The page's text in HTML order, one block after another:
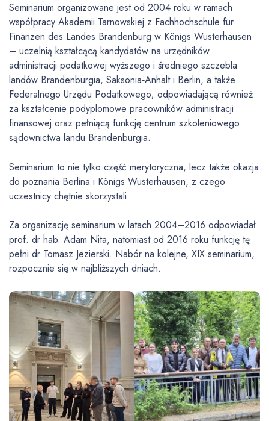
Seminarium organizowane jest od 2004 roku w ramach
współpracy Akademii Tarnowskiej z Fachhochschule für
Finanzen des Landes Brandenburg w Königs Wusterhausen
– uczelnią kształcącą kandydatów na urzędników
administracji podatkowej wyższego i średniego szczebla
landów Brandenburgia, Saksonia‑Anhalt i Berlin, a także
Federalnego Urzędu Podatkowego; odpowiadającą również
za kształcenie podyplomowe pracowników administracji
finansowej oraz pełniącą funkcję centrum szkoleniowego
sądownictwa landu Brandenburgia.
Seminarium to nie tylko część merytoryczna, lecz także okazja
do poznania Berlina i Königs Wusterhausen, z czego
uczestnicy chętnie skorzystali.
Za organizację seminarium w latach 2004–2016 odpowiadał
prof. dr hab. Adam Nita, natomiast od 2016 roku funkcję tę
pełni dr Tomasz Jezierski. Nabór na kolejne, XIX seminarium,
rozpocznie się w najbliższych dniach.